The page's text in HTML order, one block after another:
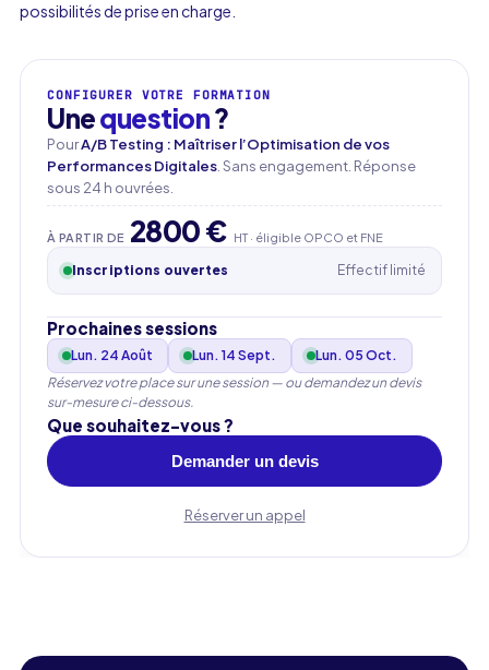
Nom
possibilités de prise en charge.
CONFIGURER VOTRE FORMATION
Unequestion?
PourA/B Testing : Maîtriser l’Optimisation de vos
Performances Digitales . Sans engagement. Réponse
sous 24 h ouvrées.
À PARTIR DE 2800 € HT · éligible OPCO et FNE
Inscriptions ouvertes Effectif limité
Prochaines sessions
Lun. 24 Août Lun. 14 Sept.
Lun. 05 Oct.
Réservez votre place sur une session — ou demandez un devis
sur-mesure ci-dessous.
Que souhaitez-vous ?
Demander un devis
Réserver un appel